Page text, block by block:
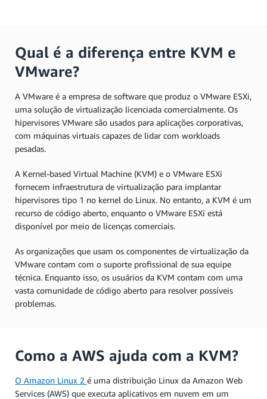
Qual é a diferença entre KVM e
VMware?
A VMware é a empresa de software que produz o VMware ESXi,
uma solução de virtualização licenciada comercialmente. Os
hipervisores VMware são usados para aplicações corporativas,
com máquinas virtuais capazes de lidar com workloads
pesadas.
A Kernel-based Virtual Machine (KVM) e o VMware ESXi
fornecem infraestrutura de virtualização para implantar
hipervisores tipo 1 no kernel do Linux. No entanto, a KVM é um
recurso de código aberto, enquanto o VMware ESXi está
disponível por meio de licenças comerciais.
As organizações que usam os componentes de virtualização da
VMware contam com o suporte profissional de sua equipe
técnica. Enquanto isso, os usuários da KVM contam com uma
vasta comunidade de código aberto para resolver possíveis
problemas.
Como a AWS ajuda com a KVM?
O Amazon Linux 2 é uma distribuição Linux da Amazon Web
Services (AWS) que executa aplicativos em nuvem em um